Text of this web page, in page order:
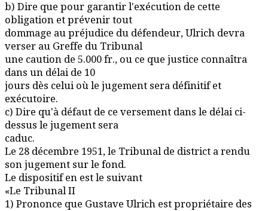
b) Dire que pour garantir l'exécution de cette
obligation et prévenir tout
dommage au préjudice du défendeur, Ulrich devra
verser au Greffe du Tribunal
une caution de 5.000 fr., ou ce que justice connaîtra
dans un délai de 10
jours dès celui où le jugement sera définitif et
exécutoire.
c) Dire qu'à défaut de ce versement dans le délai ci-
dessus le jugement sera
caduc.
Le 28 décembre 1951, le Tribunal de district a rendu
son jugement sur le fond.
Le dispositif en est le suivant
«Le Tribunal II
1) Prononce que Gustave Ulrich est propriétaire des